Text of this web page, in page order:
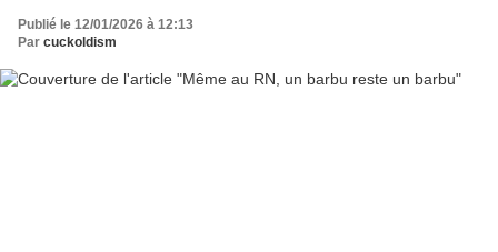
Publié le 12/01/2026 à 12:13
Par cuckoldism